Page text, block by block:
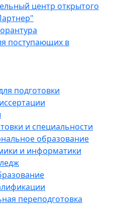
центр открытого
поступающих в
подготовки
и специальности
образование
и информатики
переподготовка